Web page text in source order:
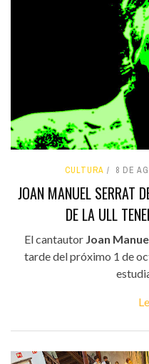
CULTURA 8 DE
JOAN MANUEL SERRAT
DE LA ULL
El cantautor Joan
tarde del próximo 1 de